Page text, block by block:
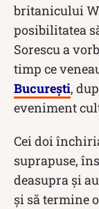
britanicului
posibilitatea
Sorescu a
timp ce
București,
eveniment
Cei doi
suprapuse,
deasupra și
și să termine